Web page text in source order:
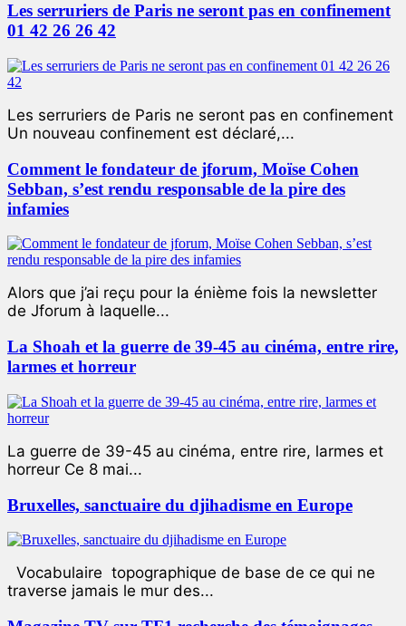
Les serruriers de Paris ne seront pas en confinement
01 42 26 26 42
Les serruriers de Paris ne seront pas en confinement
Un nouveau confinement est déclaré,...
Comment le fondateur de jforum, Moïse Cohen
Sebban, s’est rendu responsable de la pire des
infamies
Alors que j’ai reçu pour la énième fois la newsletter
de Jforum à laquelle...
La Shoah et la guerre de 39-45 au cinéma, entre rire,
larmes et horreur
La guerre de 39-45 au cinéma, entre rire, larmes et
horreur Ce 8 mai...
Bruxelles, sanctuaire du djihadisme en Europe
Vocabulaire topographique de base de ce qui ne
traverse jamais le mur des...